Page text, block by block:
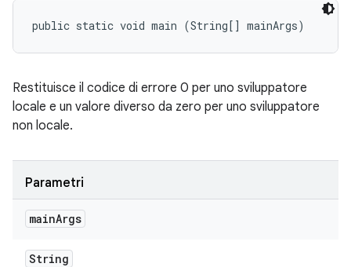
public static void main (String[] mainArgs)
Restituisce il codice di errore 0 per uno sviluppatore
locale e un valore diverso da zero per uno sviluppatore
non locale.
Parametri
mainArgs
String